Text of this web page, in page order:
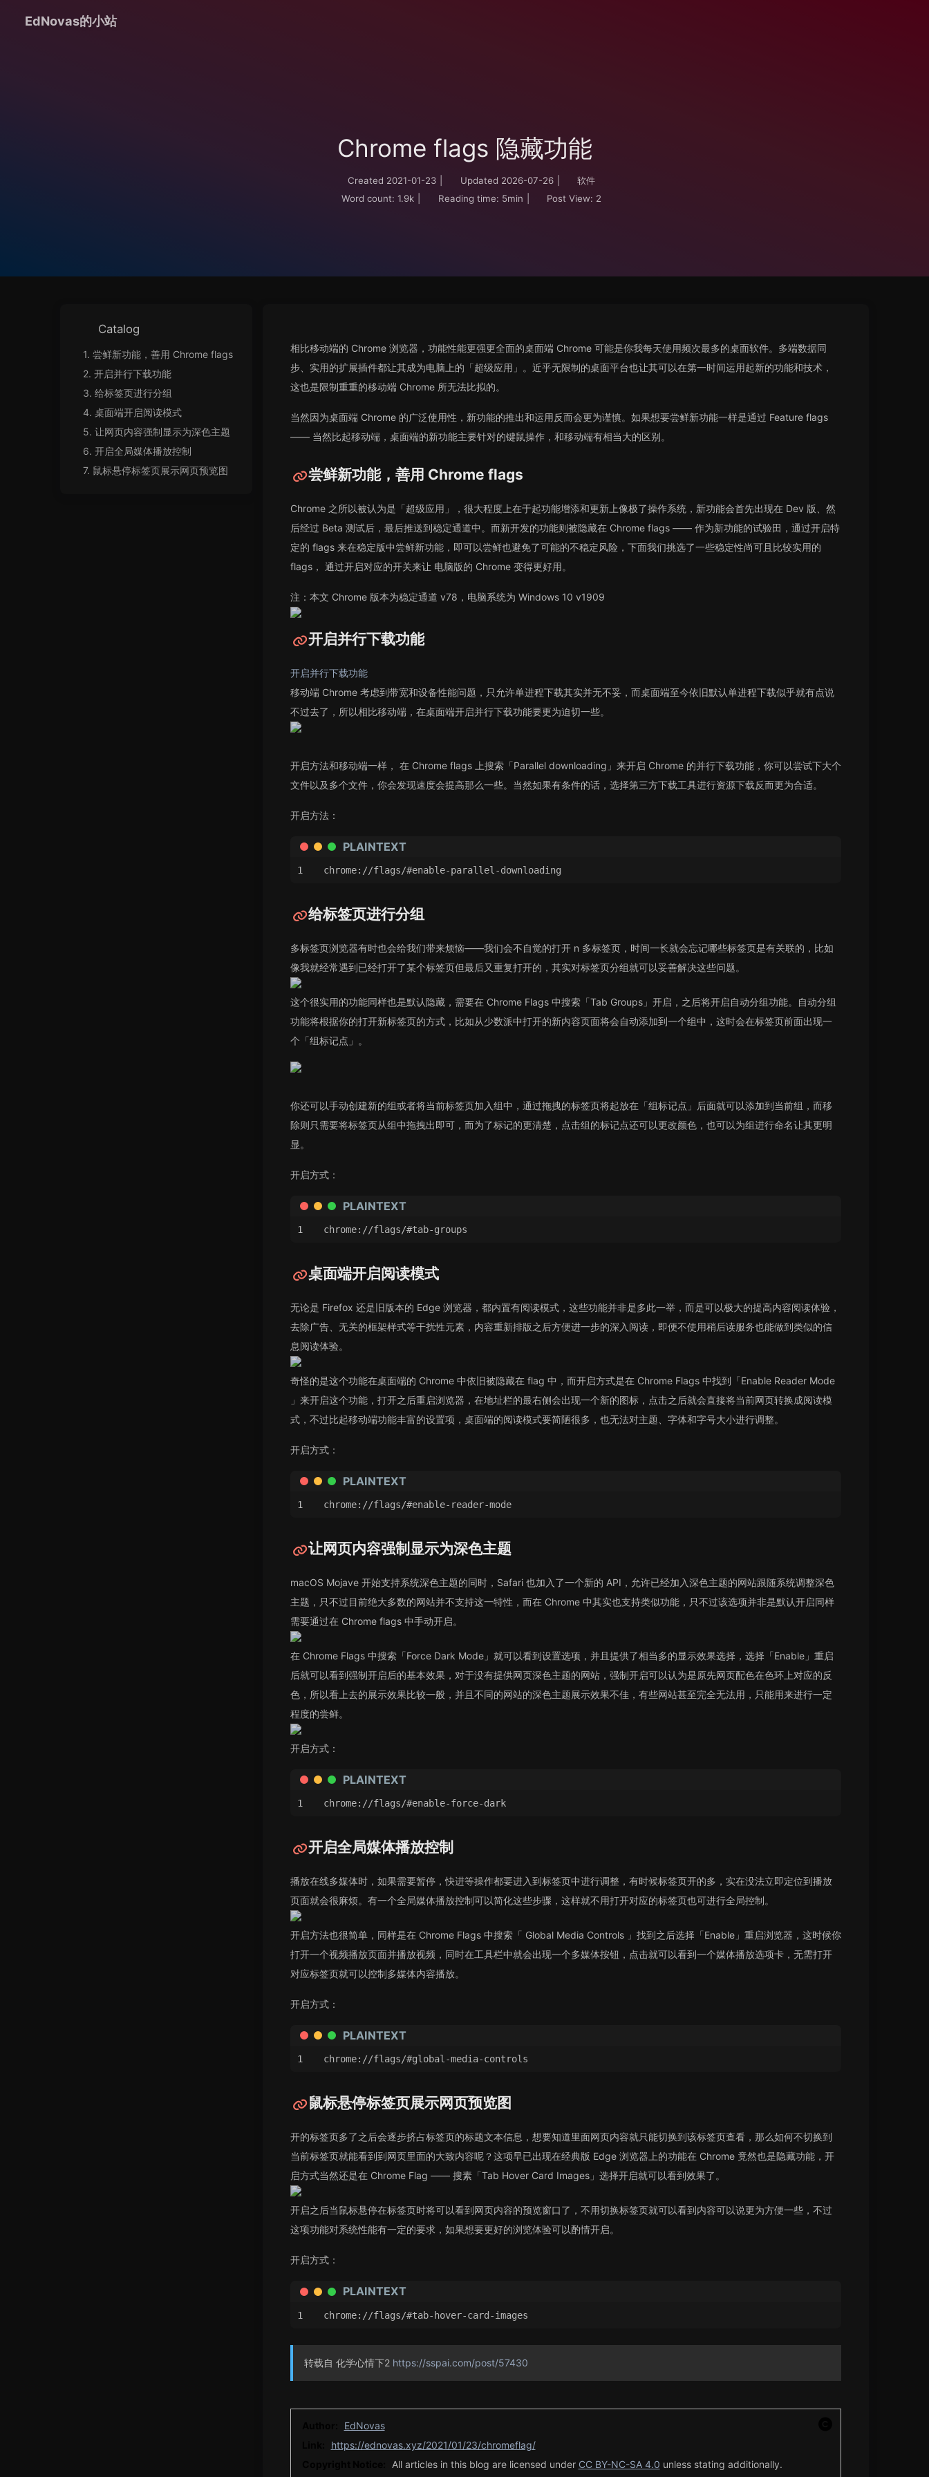
EdNovas的小站
Chrome flags 隐藏功能
Created 2021-01-23 Updated 2026-07-26
软件
Word count: 1.9k Reading time: 5min Post View: 2
相比移动端的 Chrome 浏览器，功能性能更强更全面的桌面端 Chrome 可能是你我每天使用频次最多的桌面软件。多端数据同
步、实用的扩展插件都让其成为电脑上的「超级应用」。近乎无限制的桌面平台也让其可以在第一时间运用起新的功能和技术，
这也是限制重重的移动端 Chrome 所无法比拟的。
当然因为桌面端 Chrome 的广泛使用性，新功能的推出和运用反而会更为谨慎。如果想要尝鲜新功能一样是通过 Feature flags
—— 当然比起移动端，桌面端的新功能主要针对的键鼠操作，和移动端有相当大的区别。
尝鲜新功能，善用 Chrome flags
Chrome 之所以被认为是「超级应用」，很大程度上在于起功能增添和更新上像极了操作系统，新功能会首先出现在 Dev 版、然
后经过 Beta 测试后，最后推送到稳定通道中。而新开发的功能则被隐藏在 Chrome flags —— 作为新功能的试验田，通过开启特
定的 flags 来在稳定版中尝鲜新功能，即可以尝鲜也避免了可能的不稳定风险，下面我们挑选了一些稳定性尚可且比较实用的
flags， 通过开启对应的开关来让 电脑版的 Chrome 变得更好用。
注：本文 Chrome 版本为稳定通道 v78，电脑系统为 Windows 10 v1909
开启并行下载功能
开启并行下载功能
移动端 Chrome 考虑到带宽和设备性能问题，只允许单进程下载其实并无不妥，而桌面端至今依旧默认单进程下载似乎就有点说
不过去了，所以相比移动端，在桌面端开启并行下载功能要更为迫切一些。
开启方法和移动端一样， 在 Chrome flags 上搜索「Parallel downloading」来开启 Chrome 的并行下载功能，你可以尝试下大个
文件以及多个文件，你会发现速度会提高那么一些。当然如果有条件的话，选择第三方下载工具进行资源下载反而更为合适。
开启方法：
PLAINTEXT
chrome://flags/#enable-parallel-downloading
给标签页进行分组
多标签页浏览器有时也会给我们带来烦恼——我们会不自觉的打开 n 多标签页，时间一长就会忘记哪些标签页是有关联的，比如
像我就经常遇到已经打开了某个标签页但最后又重复打开的，其实对标签页分组就可以妥善解决这些问题。
这个很实用的功能同样也是默认隐藏，需要在 Chrome Flags 中搜索「Tab Groups」开启，之后将开启自动分组功能。自动分组
功能将根据你的打开新标签页的方式，比如从少数派中打开的新内容页面将会自动添加到一个组中，这时会在标签页前面出现一
个「组标记点」。
你还可以手动创建新的组或者将当前标签页加入组中，通过拖拽的标签页将起放在「组标记点」后面就可以添加到当前组，而移
除则只需要将标签页从组中拖拽出即可，而为了标记的更清楚，点击组的标记点还可以更改颜色，也可以为组进行命名让其更明
显。
开启方式：
PLAINTEXT
chrome://flags/#tab-groups
桌面端开启阅读模式
无论是 Firefox 还是旧版本的 Edge 浏览器，都内置有阅读模式，这些功能并非是多此一举，而是可以极大的提高内容阅读体验，
去除广告、无关的框架样式等干扰性元素，内容重新排版之后方便进一步的深入阅读，即便不使用稍后读服务也能做到类似的信
息阅读体验。
奇怪的是这个功能在桌面端的 Chrome 中依旧被隐藏在 flag 中，而开启方式是在 Chrome Flags 中找到「Enable Reader Mode
」来开启这个功能，打开之后重启浏览器，在地址栏的最右侧会出现一个新的图标，点击之后就会直接将当前网页转换成阅读模
式，不过比起移动端功能丰富的设置项，桌面端的阅读模式要简陋很多，也无法对主题、字体和字号大小进行调整。
开启方式：
PLAINTEXT
chrome://flags/#enable-reader-mode
让网页内容强制显示为深色主题
macOS Mojave 开始支持系统深色主题的同时，Safari 也加入了一个新的 API，允许已经加入深色主题的网站跟随系统调整深色
主题，只不过目前绝大多数的网站并不支持这一特性，而在 Chrome 中其实也支持类似功能，只不过该选项并非是默认开启同样
需要通过在 Chrome flags 中手动开启。
在 Chrome Flags 中搜索「Force Dark Mode」就可以看到设置选项，并且提供了相当多的显示效果选择，选择「Enable」重启
后就可以看到强制开启后的基本效果，对于没有提供网页深色主题的网站，强制开启可以认为是原先网页配色在色环上对应的反
色，所以看上去的展示效果比较一般，并且不同的网站的深色主题展示效果不佳，有些网站甚至完全无法用，只能用来进行一定
程度的尝鲜。
开启方式：
PLAINTEXT
chrome://flags/#enable-force-dark
开启全局媒体播放控制
播放在线多媒体时，如果需要暂停，快进等操作都要进入到标签页中进行调整，有时候标签页开的多，实在没法立即定位到播放
页面就会很麻烦。有一个全局媒体播放控制可以简化这些步骤，这样就不用打开对应的标签页也可进行全局控制。
开启方法也很简单，同样是在 Chrome Flags 中搜索「 Global Media Controls 」找到之后选择「Enable」重启浏览器，这时候你
打开一个视频播放页面并播放视频，同时在工具栏中就会出现一个多媒体按钮，点击就可以看到一个媒体播放选项卡，无需打开
对应标签页就可以控制多媒体内容播放。
开启方式：
PLAINTEXT
chrome://flags/#global-media-controls
鼠标悬停标签页展示网页预览图
开的标签页多了之后会逐步挤占标签页的标题文本信息，想要知道里面网页内容就只能切换到该标签页查看，那么如何不切换到
当前标签页就能看到到网页里面的大致内容呢？这项早已出现在经典版 Edge 浏览器上的功能在 Chrome 竟然也是隐藏功能，开
启方式当然还是在 Chrome Flag —— 搜素「Tab Hover Card Images」选择开启就可以看到效果了。
开启之后当鼠标悬停在标签页时将可以看到网页内容的预览窗口了，不用切换标签页就可以看到内容可以说更为方便一些，不过
这项功能对系统性能有一定的要求，如果想要更好的浏览体验可以酌情开启。
开启方式：
PLAINTEXT
chrome://flags/#tab-hover-card-images
转载自 化学心情下2 https://sspai.com/post/57430
EdNovas
https://ednovas.xyz/2021/01/23/chromeflag/
All articles in this blog are licensed under CC BY-NC-SA 4.0 unless stating additionally.
Catalog
1. 尝鲜新功能，善用 Chrome flags
2. 开启并行下载功能
3. 给标签页进行分组
4. 桌面端开启阅读模式
5. 让网页内容强制显示为深色主题
6. 开启全局媒体播放控制
7. 鼠标悬停标签页展示网页预览图